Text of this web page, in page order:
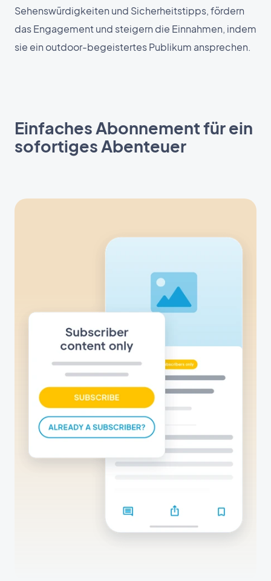
Sehenswürdigkeiten und Sicherheitstipps, fördern
das Engagement und steigern die Einnahmen, indem
sie ein outdoor-begeistertes Publikum ansprechen.
Einfaches Abonnement für ein
sofortiges Abenteuer